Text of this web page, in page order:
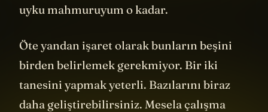
uyku mahmuruyum o kadar.
Öte yandan işaret olarak bunların beşini
birden belirlemek gerekmiyor. Bir iki
tanesini yapmak yeterli. Bazılarını biraz
daha geliştirebilirsiniz. Mesela çalışma